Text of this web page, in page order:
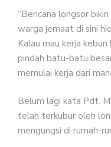
“Bencana longsor
warga jemaat di sini
Kalau mau kerja
pindah batu-batu
memulai kerja dari
Belum lagi kata Pdt.
telah terkubur oleh
mengungsi di rumah-